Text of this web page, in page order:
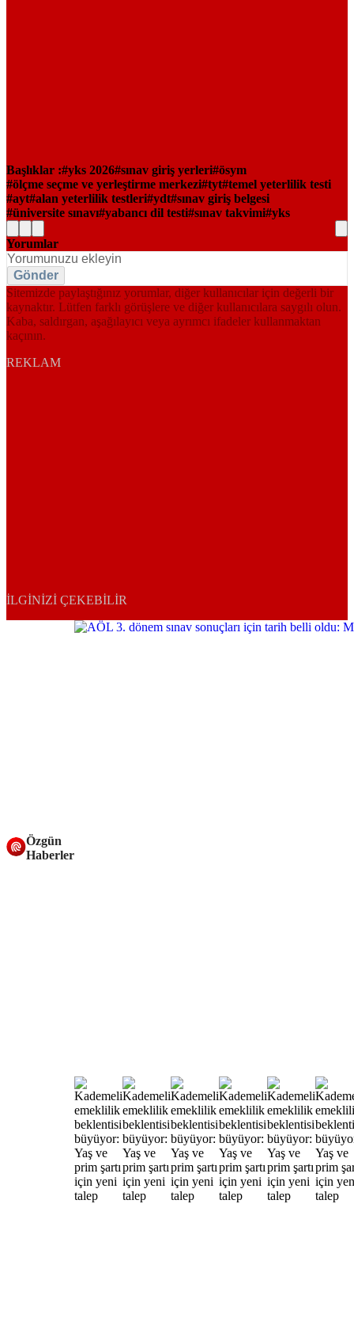
Başlıklar : yks 2026 sınav giriş yerleri ösym
ölçme seçme ve yerleştirme merkezi tyt temel yeterlilik testi
ayt alan yeterlilik testleri ydt sınav giriş belgesi
üniversite sınavı yabancı dil testi sınav takvimi yks
Yorumlar
Gönder
Sitemizde paylaştığınız yorumlar, diğer kullanıcılar için değerli bir
kaynaktır. Lütfen farklı görüşlere ve diğer kullanıcılara saygılı olun.
Kaba, saldırgan, aşağılayıcı veya ayrımcı ifadeler kullanmaktan
kaçının.
REKLAM
İLGINIZI ÇEKEBILIR
Özgün
Haberler